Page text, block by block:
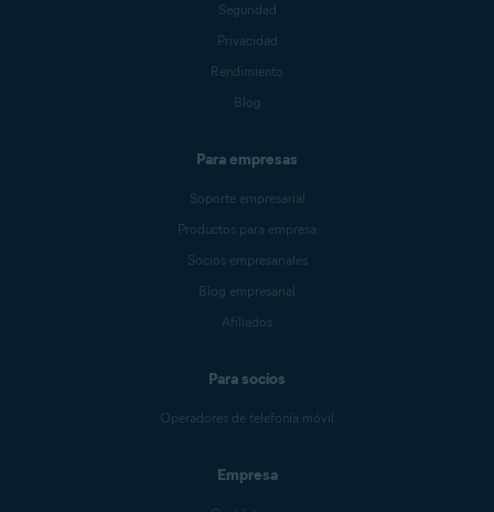
Seguridad
Privacidad
Rendimiento
Blog
Para empresas
Soporte empresarial
Productos para empresa
Socios empresariales
Blog empresarial
Afiliados
Para socios
Operadores de telefonía móvil
Empresa